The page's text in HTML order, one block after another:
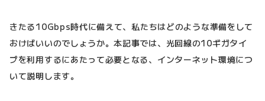
きたる10Gbps時代に備えて、私たちはどのような準備をして
おけばいいのでしょうか。本記事では、光回線の10ギガタイ
プを利用するにあたって必要となる、インターネット環境につ
いて説明します。